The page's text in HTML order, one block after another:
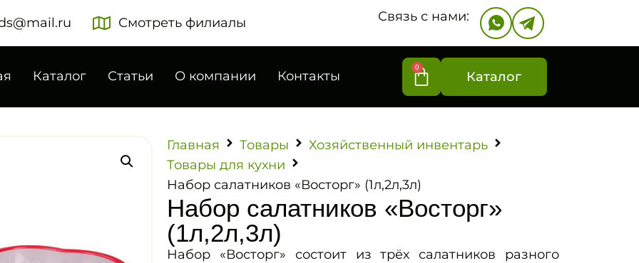
Смотреть филиалы Связь с нами:
Каталог Статьи О компании Контакты
0
Каталог
Главная Товары
Хозяйственный инвентарь
Товары для кухни
Набор салатников «Восторг» (1л,2л,3л)
Набор салатников «Восторг»
(1л,2л,3л)
Набор «Восторг» состоит из трёх салатников разного